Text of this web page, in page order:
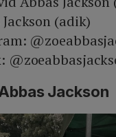
(adik)
Jackson